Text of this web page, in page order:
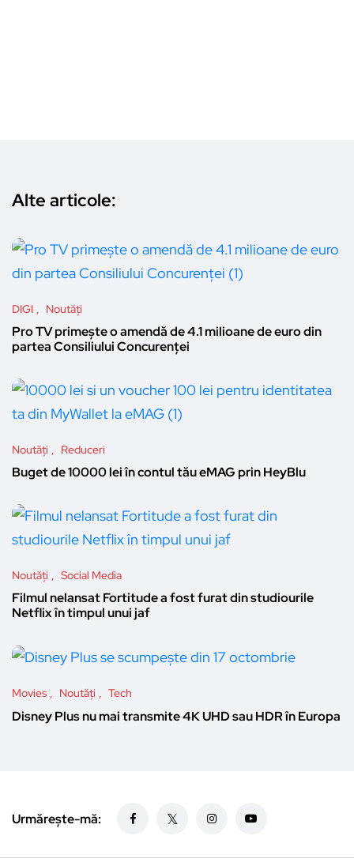
Alte articole:
DIGI Noutăți
Pro TV primește o amendă de 4.1 milioane de euro din
partea Consiliului Concurenței
Noutăți Reduceri
Buget de 10000 lei în contul tău eMAG prin HeyBlu
Noutăți Social Media
Filmul nelansat Fortitude a fost furat din studiourile
Netflix în timpul unui jaf
Movies Noutăți Tech
Disney Plus nu mai transmite 4K UHD sau HDR în Europa
Urmărește-mă: